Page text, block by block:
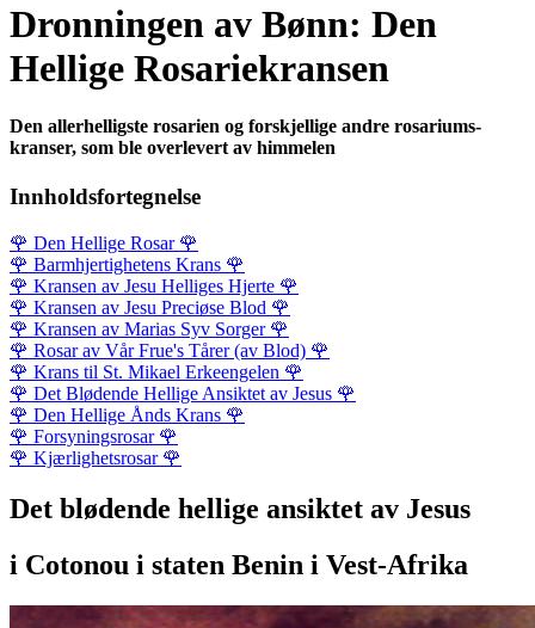
Dronningen av Bønn: Den
Hellige Rosariekransen
Den allerhelligste rosarien og forskjellige andre rosariums-
kranser, som ble overlevert av himmelen
Innholdsfortegnelse
🌹 Den Hellige Rosar 🌹
🌹 Barmhjertighetens Krans 🌹
🌹 Kransen av Jesu Helliges Hjerte 🌹
🌹 Kransen av Jesu Preciøse Blod 🌹
🌹 Kransen av Marias Syv Sorger 🌹
🌹 Rosar av Vår Frue's Tårer (av Blod) 🌹
🌹 Krans til St. Mikael Erkeengelen 🌹
🌹 Det Blødende Hellige Ansiktet av Jesus 🌹
🌹 Den Hellige Ånds Krans 🌹
🌹 Forsyningsrosar 🌹
🌹 Kjærlighetsrosar 🌹
Det blødende hellige ansiktet av Jesus
i Cotonou i staten Benin i Vest-Afrika